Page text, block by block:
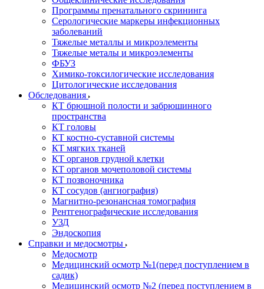
Программы пренатального скрининга
Серологические маркеры инфекционных
заболеваний
Тяжелые металлы и микроэлементы
Тяжелые металы и микроэлементы
ФБУЗ
Химико-токсилогические исследования
Цитологические исследования
Обследования
КТ брюшной полости и забрюшинного
пространства
КТ головы
КТ костно-суставной системы
КТ мягких тканей
КТ органов грудной клетки
КТ органов мочеполовой системы
КТ позвоночника
КТ сосудов (ангиография)
Магнитно-резонансная томография
Рентгенографические исследования
УЗД
Эндоскопия
Справки и медосмотры
Медосмотр
Медицинский осмотр №1(перед поступлением в
садик)
Медицинский осмотр №2 (перед поступлением в